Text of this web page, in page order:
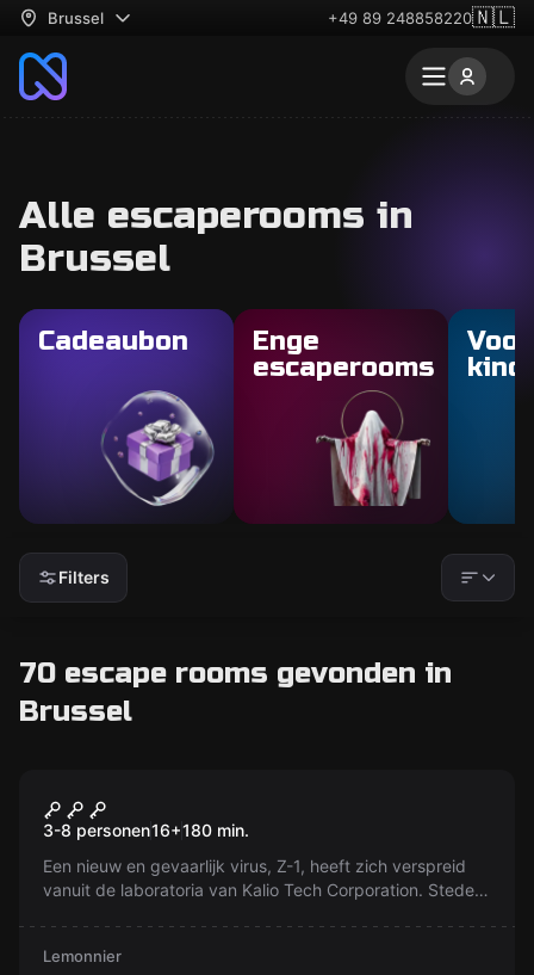
Brussel +49 89 248858220🇳🇱
Alle escaperooms in
Brussel
Cadeaubon
Enge
escaperooms
Voor
Filters
70 escape rooms gevonden in
Brussel
Nieuw
Opstanding van de Doden
3-8 personen16+180 min.
Een nieuw en gevaarlijk virus, Z-1, heeft zich verspreid
vanuit de laboratoria van Kalio Tech Corporation. Steden
ondoden voordat het te laat is?
Lemonnier